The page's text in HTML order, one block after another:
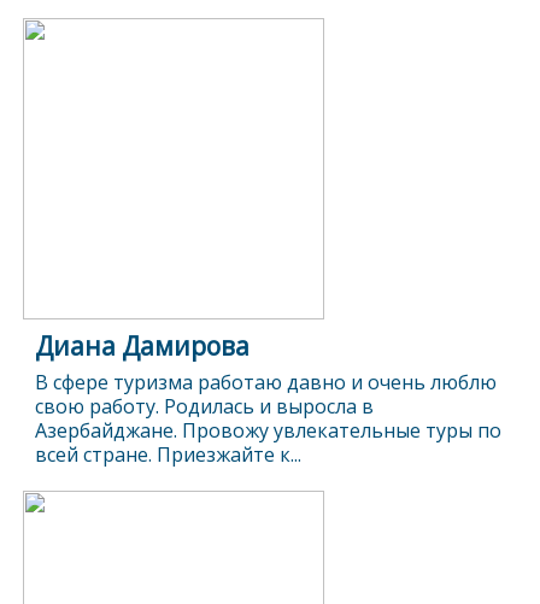
Диана Дамирова
В сфере туризма работаю давно и очень люблю
свою работу. Родилась и выросла в
Азербайджане. Провожу увлекательные туры по
всей стране. Приезжайте к...